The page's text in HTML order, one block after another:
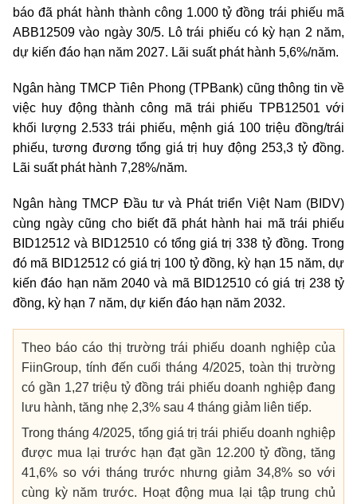
báo đã phát hành thành công 1.000 tỷ đồng trái phiếu mã
ABB12509 vào ngày 30/5. Lô trái phiếu có kỳ hạn 2 năm,
dự kiến đáo hạn năm 2027. Lãi suất phát hành 5,6%/năm.
Ngân hàng TMCP Tiên Phong (TPBank) cũng thông tin về
việc huy động thành công mã trái phiếu TPB12501 với
khối lượng 2.533 trái phiếu, mệnh giá 100 triệu đồng/trái
phiếu, tương đương tổng giá trị huy động 253,3 tỷ đồng.
Lãi suất phát hành 7,28%/năm.
Ngân hàng TMCP Đầu tư và Phát triển Việt Nam (BIDV)
cùng ngày cũng cho biết đã phát hành hai mã trái phiếu
BID12512 và BID12510 có tổng giá trị 338 tỷ đồng. Trong
đó mã BID12512 có giá trị 100 tỷ đồng, kỳ hạn 15 năm, dự
kiến đáo hạn năm 2040 và mã BID12510 có giá trị 238 tỷ
đồng, kỳ hạn 7 năm, dự kiến đáo hạn năm 2032.
Theo báo cáo thị trường trái phiếu doanh nghiệp của
FiinGroup, tính đến cuối tháng 4/2025, toàn thị trường
có gần 1,27 triệu tỷ đồng trái phiếu doanh nghiệp đang
lưu hành, tăng nhẹ 2,3% sau 4 tháng giảm liên tiếp.
Trong tháng 4/2025, tổng giá trị trái phiếu doanh nghiệp
được mua lại trước hạn đạt gần 12.200 tỷ đồng, tăng
41,6% so với tháng trước nhưng giảm 34,8% so với
cùng kỳ năm trước. Hoạt động mua lại tập trung chủ